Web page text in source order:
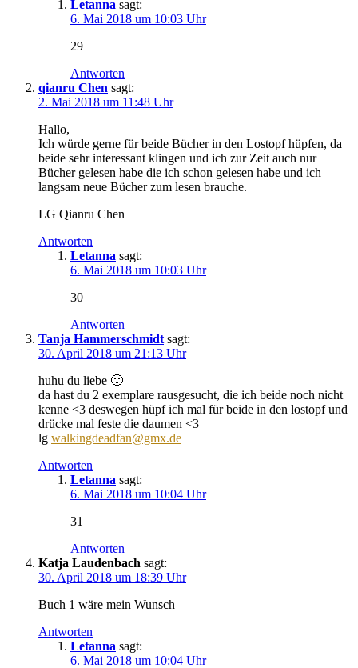
Letanna sagt:
6. Mai 2018 um 10:03 Uhr
29
Antworten
qianru Chen sagt:
2. Mai 2018 um 11:48 Uhr
Hallo,
Ich würde gerne für beide Bücher in den Lostopf hüpfen, da
beide sehr interessant klingen und ich zur Zeit auch nur
Bücher gelesen habe die ich schon gelesen habe und ich
langsam neue Bücher zum lesen brauche.
LG Qianru Chen
Antworten
Letanna sagt:
6. Mai 2018 um 10:03 Uhr
30
Antworten
Tanja Hammerschmidt sagt:
30. April 2018 um 21:13 Uhr
huhu du liebe 🙂
da hast du 2 exemplare rausgesucht, die ich beide noch nicht
kenne <3 deswegen hüpf ich mal für beide in den lostopf und
drücke mal feste die daumen <3
lg walkingdeadfan@gmx.de
Antworten
Letanna sagt:
6. Mai 2018 um 10:04 Uhr
31
Antworten
Katja Laudenbach sagt:
30. April 2018 um 18:39 Uhr
Buch 1 wäre mein Wunsch
Antworten
Letanna sagt:
6. Mai 2018 um 10:04 Uhr